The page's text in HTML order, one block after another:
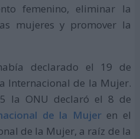
femenino, eliminar la
mujeres y promover la
declarado el 19 de
Internacional de la Mujer.
la ONU declaró el 8 de
de la Mujeren el
de la Mujer, a raíz de la